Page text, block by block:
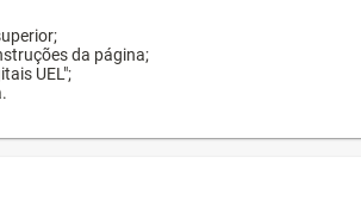
da página;
UEL";